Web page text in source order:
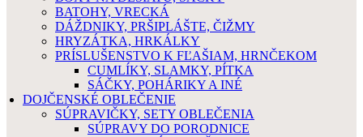
BATOHY, VRECKÁ
DÁŽDNIKY, PRŠIPLÁŠTE, ČIŽMY
HRYZÁTKA, HRKÁLKY
PRÍSLUŠENSTVO K FĽAŠIAM, HRNČEKOM
CUMLÍKY, SLAMKY, PÍTKA
SÁČKY, POHÁRIKY A INÉ
DOJČENSKÉ OBLEČENIE
SÚPRAVIČKY, SETY OBLEČENIA
SÚPRAVY DO PORODNICE